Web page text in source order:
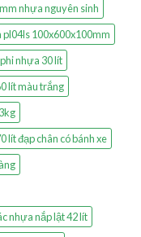
nhựa nguyên sinh
100x600x100mm
nhựa 30 lít
lít màu trắng
lít đạp chân có bánh xe
nhựa nắp lật 42 lít